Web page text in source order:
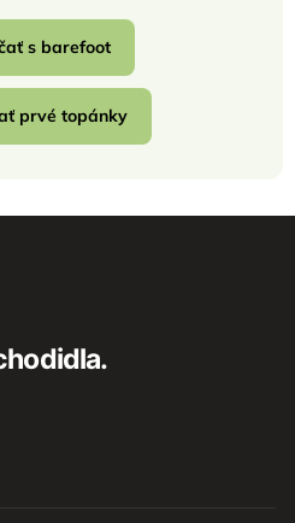
s barefoot
prvé topánky